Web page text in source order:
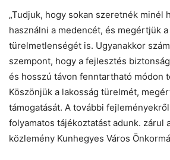
„Tudjuk, hogy sokan szeretnék minél
használni a medencét, és megértjük a
türelmetlenségét is. Ugyanakkor
szempont, hogy a fejlesztés
és hosszú távon fenntartható módon
Köszönjük a lakosság türelmét,
támogatását. A további
folyamatos tájékoztatást adunk. zárul
közlemény Kunhegyes Város